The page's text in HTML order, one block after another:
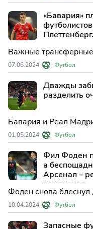
руководство
продать его. Однако
покидать команду.
«Бавария»
Плеттенберг.
Важные
футбольного клуба
07.06.2024 Футбол
Дважды
разделить
Бавария и Реал
стадионе "Альянц
Лиги Чемпионов.
однако матч
01.05.2024 Футбол
Фил Фоден
а
Арсенал –
чемпионов.
Фоден снова блеснул
как два из трех его
забиты за
недели назад, Фил
10.04.2024 Футбол
Запасные